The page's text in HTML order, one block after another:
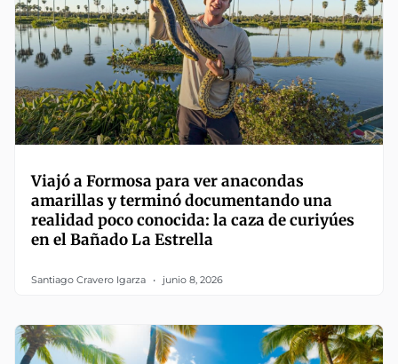
Viajó a Formosa para ver anacondas
amarillas y terminó documentando una
realidad poco conocida: la caza de curiyúes
en el Bañado La Estrella
Santiago Cravero Igarza junio 8, 2026